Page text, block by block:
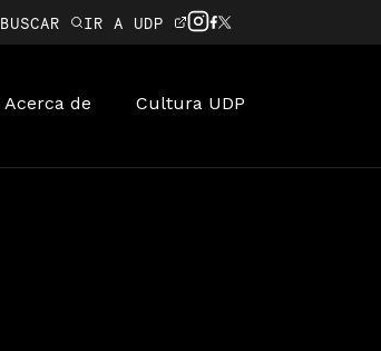
BUSCAR IR A UDP
Acerca de Cultura UDP